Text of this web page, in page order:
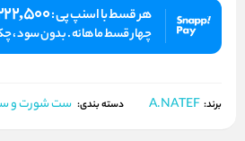
هر قسط با اسنپ پی :
چهار قسط ماهانه . بدون سود ،
برند: A.NATEF دسته بندی: ست شورت و